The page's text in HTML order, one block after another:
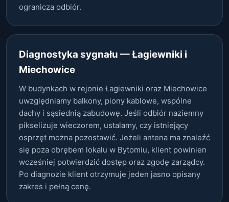
ogranicza odbiór.
Diagnostyka sygnału — Łagiewniki i
Miechowice
W budynkach w rejonie Łagiewniki oraz Miechowice
uwzględniamy balkony, piony kablowe, wspólne
dachy i sąsiednią zabudowę. Jeśli odbiór naziemny
pikselizuje wieczorem, ustalamy, czy istniejący
osprzęt można pozostawić. Jeżeli antena ma znaleźć
się poza obrębem lokalu w Bytomiu, klient powinien
wcześniej potwierdzić dostęp oraz zgodę zarządcy.
Po diagnozie klient otrzymuje jeden jasno opisany
zakres i pełną cenę.